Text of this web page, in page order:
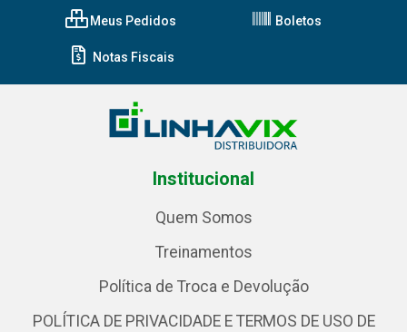
Meus Pedidos Boletos
Notas Fiscais
Institucional
Quem Somos
Treinamentos
Política de Troca e Devolução
POLÍTICA DE PRIVACIDADE E TERMOS DE USO DE